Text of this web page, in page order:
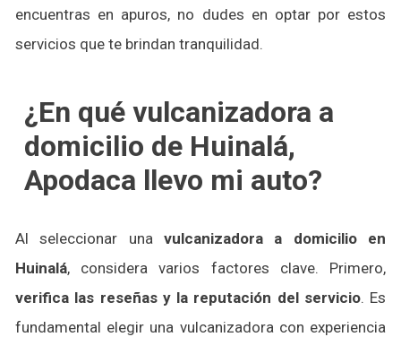
encuentras en apuros, no dudes en optar por estos
servicios que te brindan tranquilidad.
¿En qué vulcanizadora a
domicilio de Huinalá,
Apodaca llevo mi auto?
Al seleccionar una vulcanizadora a domicilio en
Huinalá, considera varios factores clave. Primero,
verifica las reseñas y la reputación del servicio. Es
fundamental elegir una vulcanizadora con experiencia